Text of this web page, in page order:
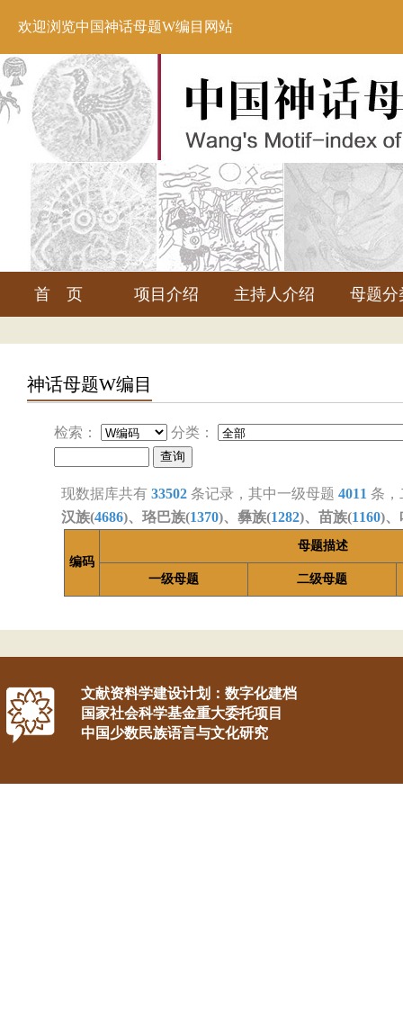
欢迎浏览中国神话母题W编目网站
首 页 项目介绍 主持人介绍 母题分
神话母题W编目
检索： 分类：
现数据库共有 33502 条记录，其中一级母题 4011 条
汉族(4686)、珞巴族(1370)、彝族(1282)、苗族(1160)、
编码
母题描述
一级母题 二级母题
文献资料学建设计划：数字化建档
国家社会科学基金重大委托项目
中国少数民族语言与文化研究